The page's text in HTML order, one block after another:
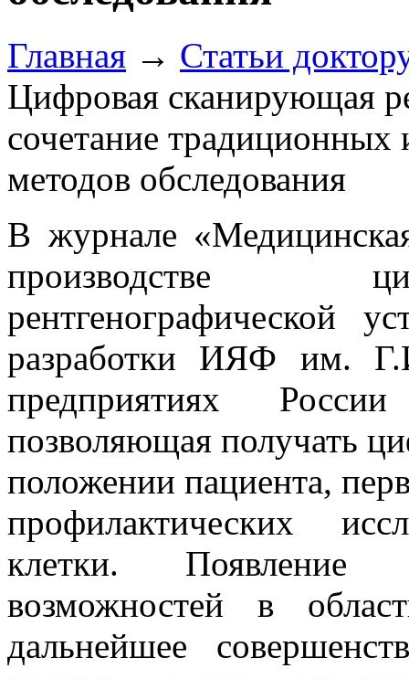
Главная → Статьи
Цифровая сканирующая
сочетание
методов обследования
В журнале
производстве
рентгенографической
разработки ИЯФ им.
предприятиях
позволяющая получать
положении пациента,
профилактических
клетки. Появление
возможностей в
дальнейшее